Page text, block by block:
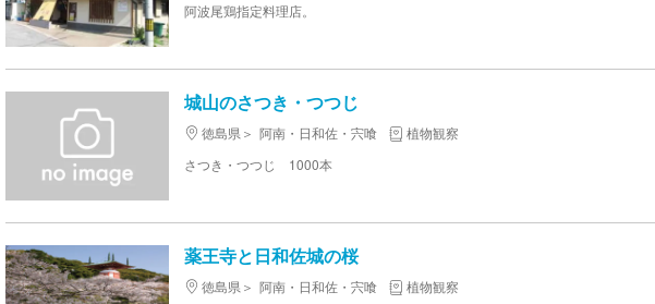
阿波尾鶏指定料理店。
城山のさつき・つつじ
徳島県 阿南・日和佐・宍喰
植物観察
さつき・つつじ 1000本
薬王寺と日和佐城の桜
徳島県 阿南・日和佐・宍喰
植物観察